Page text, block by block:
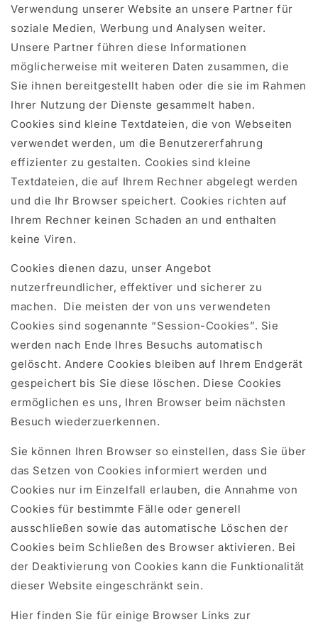
Verwendung unserer Website an unsere Partner für
soziale Medien, Werbung und Analysen weiter.
Unsere Partner führen diese Informationen
möglicherweise mit weiteren Daten zusammen, die
Sie ihnen bereitgestellt haben oder die sie im Rahmen
Ihrer Nutzung der Dienste gesammelt haben.
Cookies sind kleine Textdateien, die von Webseiten
verwendet werden, um die Benutzererfahrung
effizienter zu gestalten. Cookies sind kleine
Textdateien, die auf Ihrem Rechner abgelegt werden
und die Ihr Browser speichert. Cookies richten auf
Ihrem Rechner keinen Schaden an und enthalten
keine Viren.
Cookies dienen dazu, unser Angebot
nutzerfreundlicher, effektiver und sicherer zu
machen. Die meisten der von uns verwendeten
Cookies sind sogenannte “Session-Cookies”. Sie
werden nach Ende Ihres Besuchs automatisch
gelöscht. Andere Cookies bleiben auf Ihrem Endgerät
gespeichert bis Sie diese löschen. Diese Cookies
ermöglichen es uns, Ihren Browser beim nächsten
Besuch wiederzuerkennen.
Sie können Ihren Browser so einstellen, dass Sie über
das Setzen von Cookies informiert werden und
Cookies nur im Einzelfall erlauben, die Annahme von
Cookies für bestimmte Fälle oder generell
ausschließen sowie das automatische Löschen der
Cookies beim Schließen des Browser aktivieren. Bei
der Deaktivierung von Cookies kann die Funktionalität
dieser Website eingeschränkt sein.
Hier finden Sie für einige Browser Links zur